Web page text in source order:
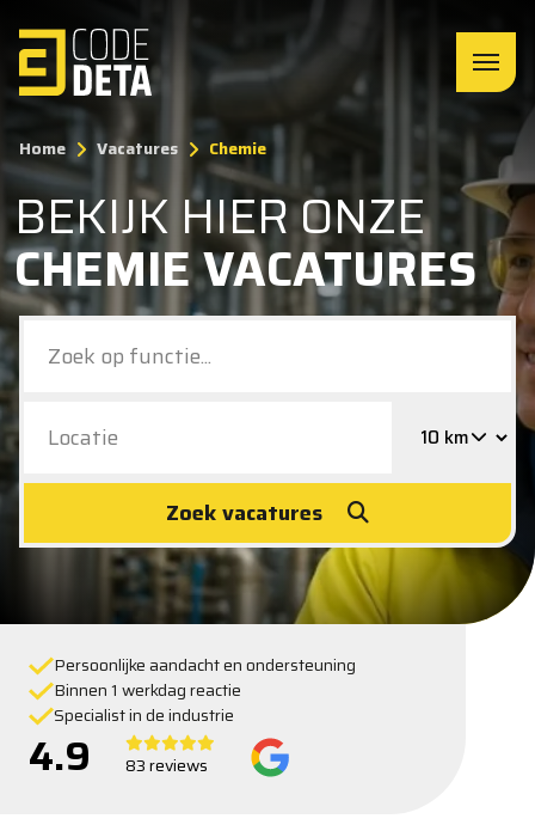
Home Vacatures Chemie
BEKIJK HIER ONZE
CHEMIE VACATURES
Zoek vacatures
Persoonlijke aandacht en ondersteuning
Binnen 1 werkdag reactie
Specialist in de industrie
4.9 83 reviews